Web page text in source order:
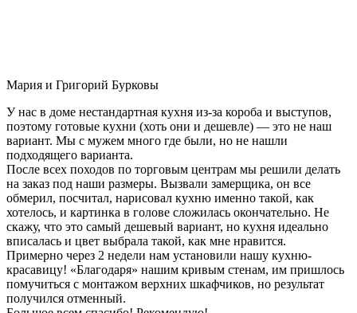
Мария и Григорий Бурковы
У нас в доме нестандартная кухня из-за короба и выступов,
поэтому готовые кухни (хоть они и дешевле) — это не наш
вариант. Мы с мужем много где были, но не нашли
подходящего варианта.
После всех походов по торговым центрам мы решили делать
на заказ под наши размеры. Вызвали замерщика, он все
обмерил, посчитал, нарисовал кухню именно такой, как
хотелось, и картинка в голове сложилась окончательно. Не
скажу, что это самый дешевый вариант, но кухня идеально
вписалась и цвет выбрала такой, как мне нравится.
Примерно через 2 недели нам установили нашу кухню-
красавицу! «Благодаря» нашим кривым стенам, им пришлось
помучиться с монтажом верхних шкафчиков, но результат
получился отменный.